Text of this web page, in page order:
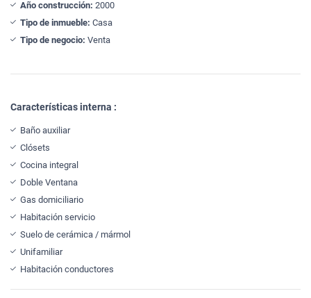
Año construcción: 2000
Tipo de inmueble: Casa
Tipo de negocio: Venta
Características interna :
Baño auxiliar
Clósets
Cocina integral
Doble Ventana
Gas domiciliario
Habitación servicio
Suelo de cerámica / mármol
Unifamiliar
Habitación conductores